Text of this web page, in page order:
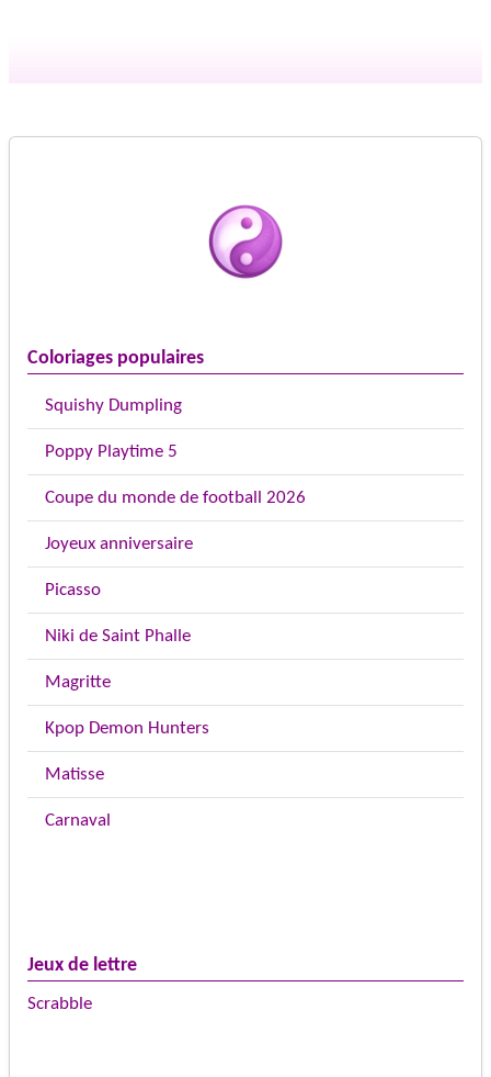
Coloriages populaires
Squishy Dumpling
Poppy Playtime 5
Coupe du monde de football 2026
Joyeux anniversaire
Picasso
Niki de Saint Phalle
Magritte
Kpop Demon Hunters
Matisse
Carnaval
Jeux de lettre
Scrabble